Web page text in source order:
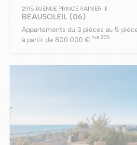
2915 AVENUE PRINCE RAINIER III
BEAUSOLEIL (06)
Appartements du 3 pièces au 5
à partir de 800 000 € tva 20%